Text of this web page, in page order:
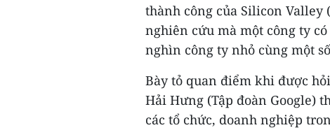
thành công của Silicon Valley
nghiên cứu mà một công ty
nghìn công ty nhỏ cùng một
Bày tỏ quan điểm khi được
Hải Hưng (Tập đoàn Google)
các tổ chức, doanh nghiệp